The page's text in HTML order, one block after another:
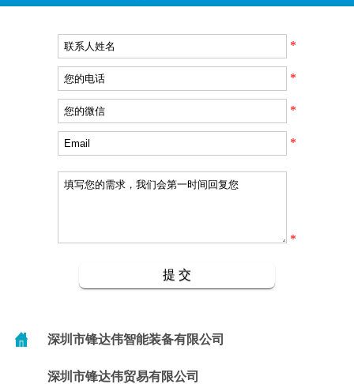
*
*
*
*
*
深圳市锋达伟智能装备有限公司
深圳市锋达伟贸易有限公司